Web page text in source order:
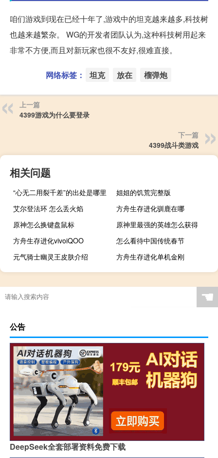
咱们游戏到现在已经十年了,游戏中的坦克越来越多,科技树
也越来越繁杂。 WG的开发者团队认为,这种科技树用起来
非常不方便,而且对新玩家也很不友好,很难直接。
网络标签： 坦克 放在 榴弹炮
上一篇
4399游戏为什么要登录
下一篇
4399战斗类游戏
相关问题
“心无二用裂千差”的出处是哪里
姐姐的饥荒完整版
艾尔登法环 怎么丢火焰
方舟生存进化驯鹿在哪
原神怎么换键盘鼠标
原神里最强的英雄怎么获得
方舟生存进化vivoiQOO
怎么看待中国传统春节
元气骑士幽灵王皮肤介绍
方舟生存进化单机金刚
☚
公告
DeepSeek全套部署资料免费下载